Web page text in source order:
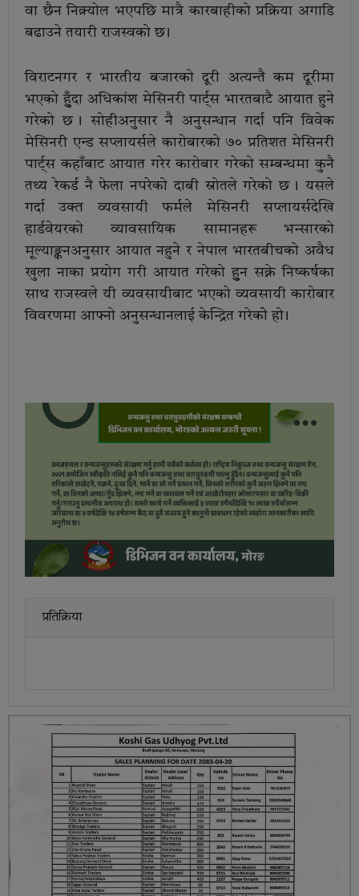
वा छैन निक्र्योल भएपछि मात्रै कारबाहीको प्रक्रिया अगाडि
बढाउने तयारी राजस्वको छ ।
विराटनगर र भारतीय बजारको दूरी अत्यन्तै कम दूरीमा
भएको हुुँदा अधिकांश मेसिनरी पार्ट्स भारतबाटै आयात हुने
गरेको छ । सोहीअनुसार नै अनुसन्धान गर्दा पनि विवेक
मेसिनरी एन्ड सप्लायर्सले कारोबारको ७० प्रतिशत मेसिनरी
पार्ट्स कहाँबाट आयात गरेर कारोबार गरेको सम्बन्धमा कुनै
तथ्य रेकर्ड नै फेला नपरेको दाबी स्रोतले गरेको छ । यसले
गर्दा उक्त व्यवसायी फर्मले मेसिनरी सप्लायर्सदेखि
हार्डवेयरको व्यावसायिक सामानहरू भन्सारको
मूल्याङ्कनअनुसार आयात नहुने र नेपाल भारतबीचको अवैध
खुला नाका प्रयोग गरी आयात गरेको हुुन सक्ने निष्कर्षका
साथ राजस्वले यी व्यवसायीबाट भएको व्यवसायी कारोबार
विवरणमा आफ्नो अनुसन्धानलाई केन्द्रित गरेकोे हो ।
प्रतिक्रिया